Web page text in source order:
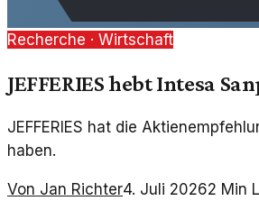
Recherche · Wirtschaft
JEFFERIES hebt Intesa
JEFFERIES hat die
haben.
Von Jan Richter4. Juli 20262 Min